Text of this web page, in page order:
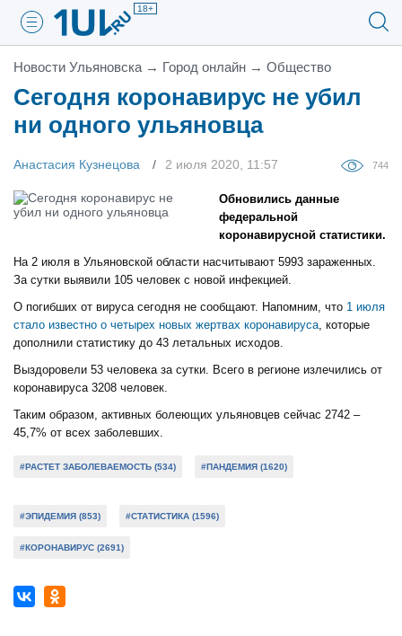
18+
Новости Ульяновска → Город онлайн → Общество
Сегодня коронавирус не убил
ни одного ульяновца
Анастасия Кузнецова 2 июля 2020, 11:57 744
Обновились данные
федеральной
коронавирусной статистики.
На 2 июля в Ульяновской области насчитывают 5993 зараженных.
За сутки выявили 105 человек с новой инфекцией.
О погибших от вируса сегодня не сообщают. Напомним, что 1 июля
стало известно о четырех новых жертвах коронавируса , которые
дополнили статистику до 43 летальных исходов.
Выздоровели 53 человека за сутки. Всего в регионе излечились от
коронавируса 3208 человек.
Таким образом, активных болеющих ульяновцев сейчас 2742 –
45,7% от всех заболевших.
#РАСТЕТ ЗАБОЛЕВАЕМОСТЬ (534) #ПАНДЕМИЯ (1620)
#ЭПИДЕМИЯ (853) #СТАТИСТИКА (1596)
#КОРОНАВИРУС (2691)